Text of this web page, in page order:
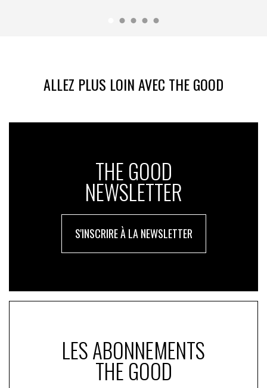
ALLEZ PLUS LOIN AVEC THE GOOD
THE GOOD
NEWSLETTER
S'INSCRIRE À LA NEWSLETTER
LES ABONNEMENTS
THE GOOD